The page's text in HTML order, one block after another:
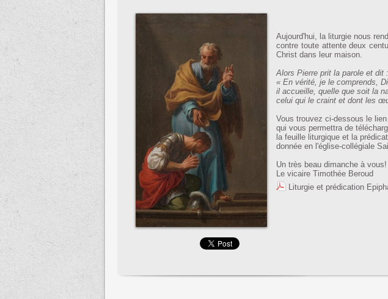
Aujourd'hui, la liturgie nous
contre toute attente deux
Christ dans leur maison.
Alors Pierre prit la parole et dit :
« En vérité, je le comprends,
il accueille, quelle que soit la
celui qui le craint et dont les
Vous trouvez ci-dessous le lien
qui vous permettra de
la feuille liturgique et la
donnée en l'église-collégiale
Un très beau dimanche à vous!
Le vicaire Timothée Beroud
Liturgie et prédication